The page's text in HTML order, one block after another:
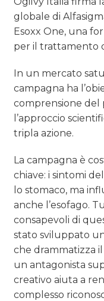
globale di
Esoxx One, una
per il trattamento
In un mercato
campagna ha
comprensione
l’approccio
tripla azione.
La campagna è
chiave: i sintomi
lo stomaco, ma
anche l’esofago.
consapevoli di
stato sviluppato
che drammatizza
un antagonista
creativo aiuta a
complesso